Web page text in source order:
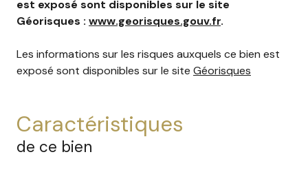
est exposé sont disponibles sur le site
Géorisques : www.georisques.gouv.fr.
Les informations sur les risques auxquels ce bien est
exposé sont disponibles sur le site Géorisques
caractéristiques
de ce bien